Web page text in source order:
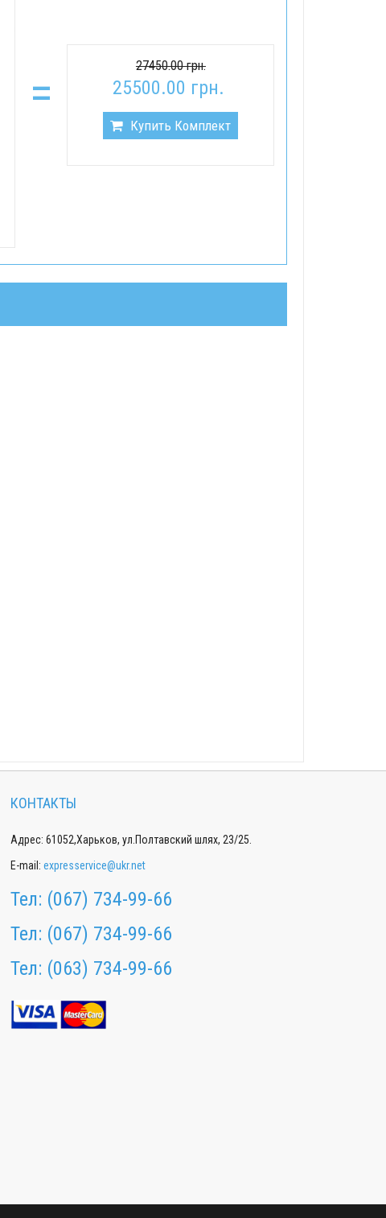
= 27450.00 грн.
25500.00 грн.
Купить Комплект
КОНТАКТЫ
Адрес: 61052,Харьков, ул.Полтавский шлях, 23/25.
E-mail: expresservice@ukr.net
Тел: (067) 734-99-66
Тел: (067) 734-99-66
Тел: (063) 734-99-66